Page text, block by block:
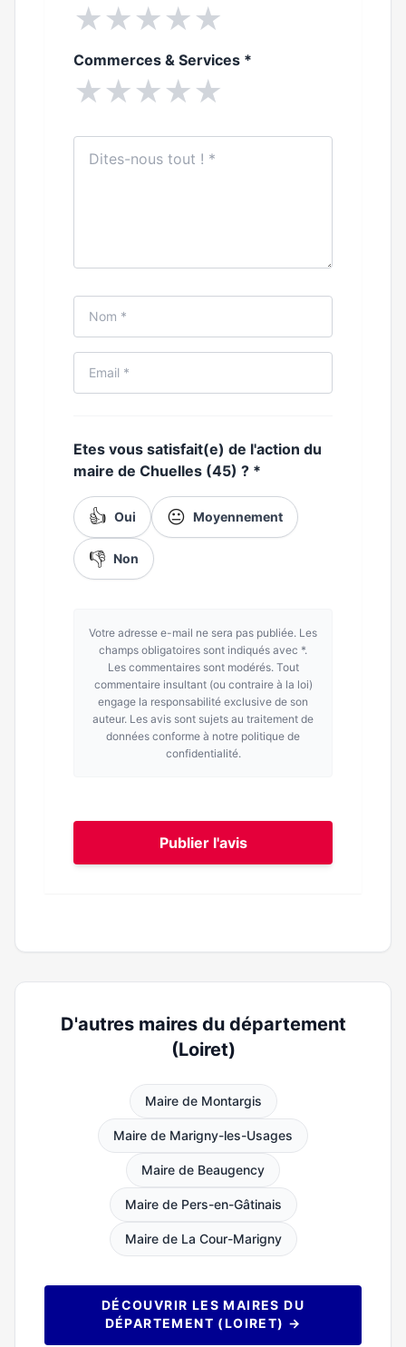
★★★★★
Commerces & Services *
★★★★★
Etes vous satisfait(e) de l'action du
maire de Chuelles (45) ? *
👍 Oui 😐 Moyennement
👎 Non
Votre adresse e-mail ne sera pas publiée. Les
champs obligatoires sont indiqués avec *.
Les commentaires sont modérés. Tout
commentaire insultant (ou contraire à la loi)
engage la responsabilité exclusive de son
auteur. Les avis sont sujets au traitement de
données conforme à notre politique de
confidentialité.
Publier l'avis
D'autres maires du département
(Loiret)
Maire de Montargis
Maire de Marigny-les-Usages
Maire de Beaugency
Maire de Pers-en-Gâtinais
Maire de La Cour-Marigny
DÉCOUVRIR LES MAIRES DU
DÉPARTEMENT (LOIRET) →